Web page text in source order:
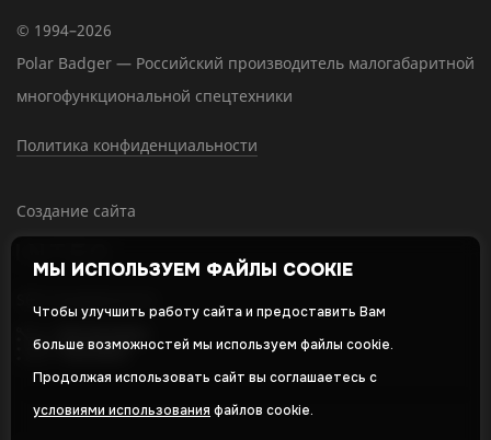
© 1994–2026
Polar Badger — Российский производитель малогабаритной
многофункциональной спецтехники
Политика конфиденциальности
Создание сайта
МЫ ИСПОЛЬЗУЕМ ФАЙЛЫ COOKIE
Чтобы улучшить работу сайта и предоставить Вам
больше возможностей мы используем файлы cookie.
Продолжая использовать сайт вы соглашаетесь с
условиями использования файлов cookie.